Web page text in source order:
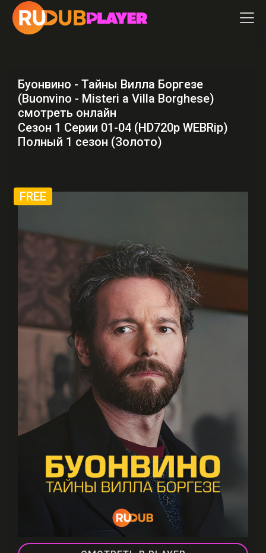
Буонвино - Тайны Вилла Боргезе
(Buonvino - Misteri a Villa Borghese)
смотреть онлайн
Сезон 1 Серии 01-04 (HD720p WEBRip)
Полный 1 сезон (Золото)
FREE